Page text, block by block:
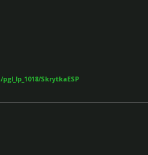
/pgl_lp_1018/SkrytkaESP